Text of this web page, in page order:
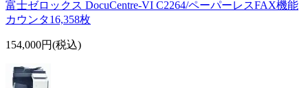
富士ゼロックス DocuCentre-VI C2264/ペーパーレスFAX機能
カウンタ16,358枚
154,000円(税込)